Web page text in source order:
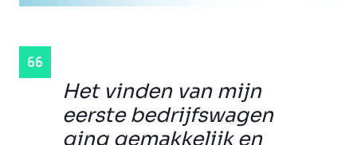
Het vinden van mijn
eerste bedrijfswagen
ging gemakkelijk en